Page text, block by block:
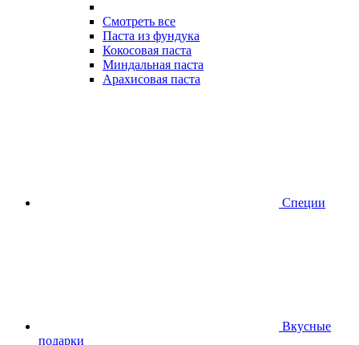
Смотреть все
Паста из фундука
Кокосовая паста
Миндальная паста
Арахисовая паста
Специи
Вкусные
подарки